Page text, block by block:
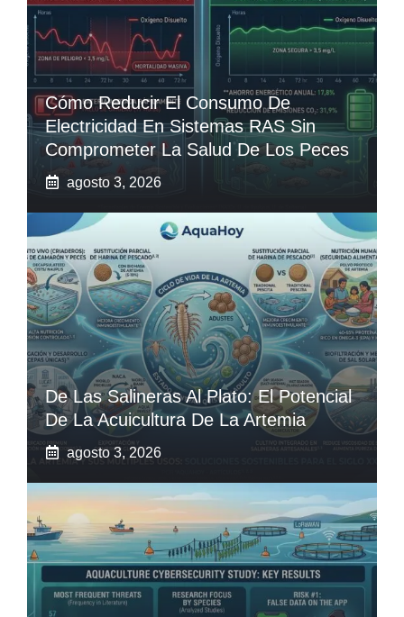
Cómo Reducir El Consumo De
Electricidad En Sistemas RAS Sin
Comprometer La Salud De Los Peces
agosto 3, 2026
De Las Salineras Al Plato: El Potencial
De La Acuicultura De La Artemia
agosto 3, 2026